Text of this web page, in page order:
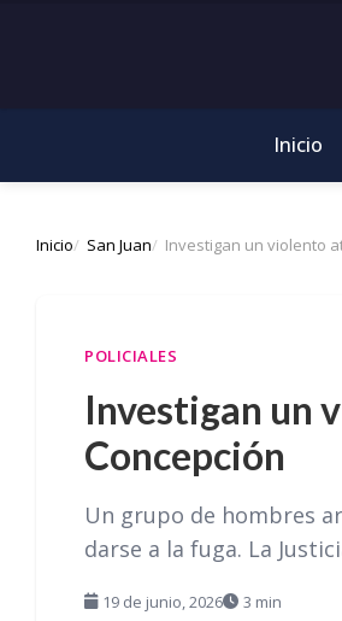
Inicio
Inicio San Juan Investigan un violento
POLICIALES
Investigan un
Concepción
Un grupo de hombres
darse a la fuga. La
19 de junio, 2026 3 min